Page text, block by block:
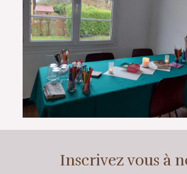
Inscrivez vous à